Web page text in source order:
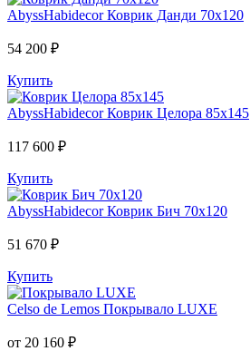
AbyssHabidecor Коврик Данди 70х120
54 200 ₽
Купить
AbyssHabidecor Коврик Целора 85х145
117 600 ₽
Купить
AbyssHabidecor Коврик Бич 70х120
51 670 ₽
Купить
Celso de Lemos Покрывало LUXE
от 20 160 ₽